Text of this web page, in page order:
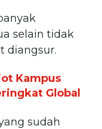
selain tidak
diangsur.
Kampus
Global
sudah